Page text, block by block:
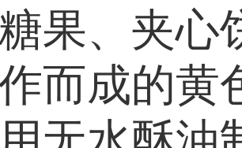
果、夹心
而成的黄